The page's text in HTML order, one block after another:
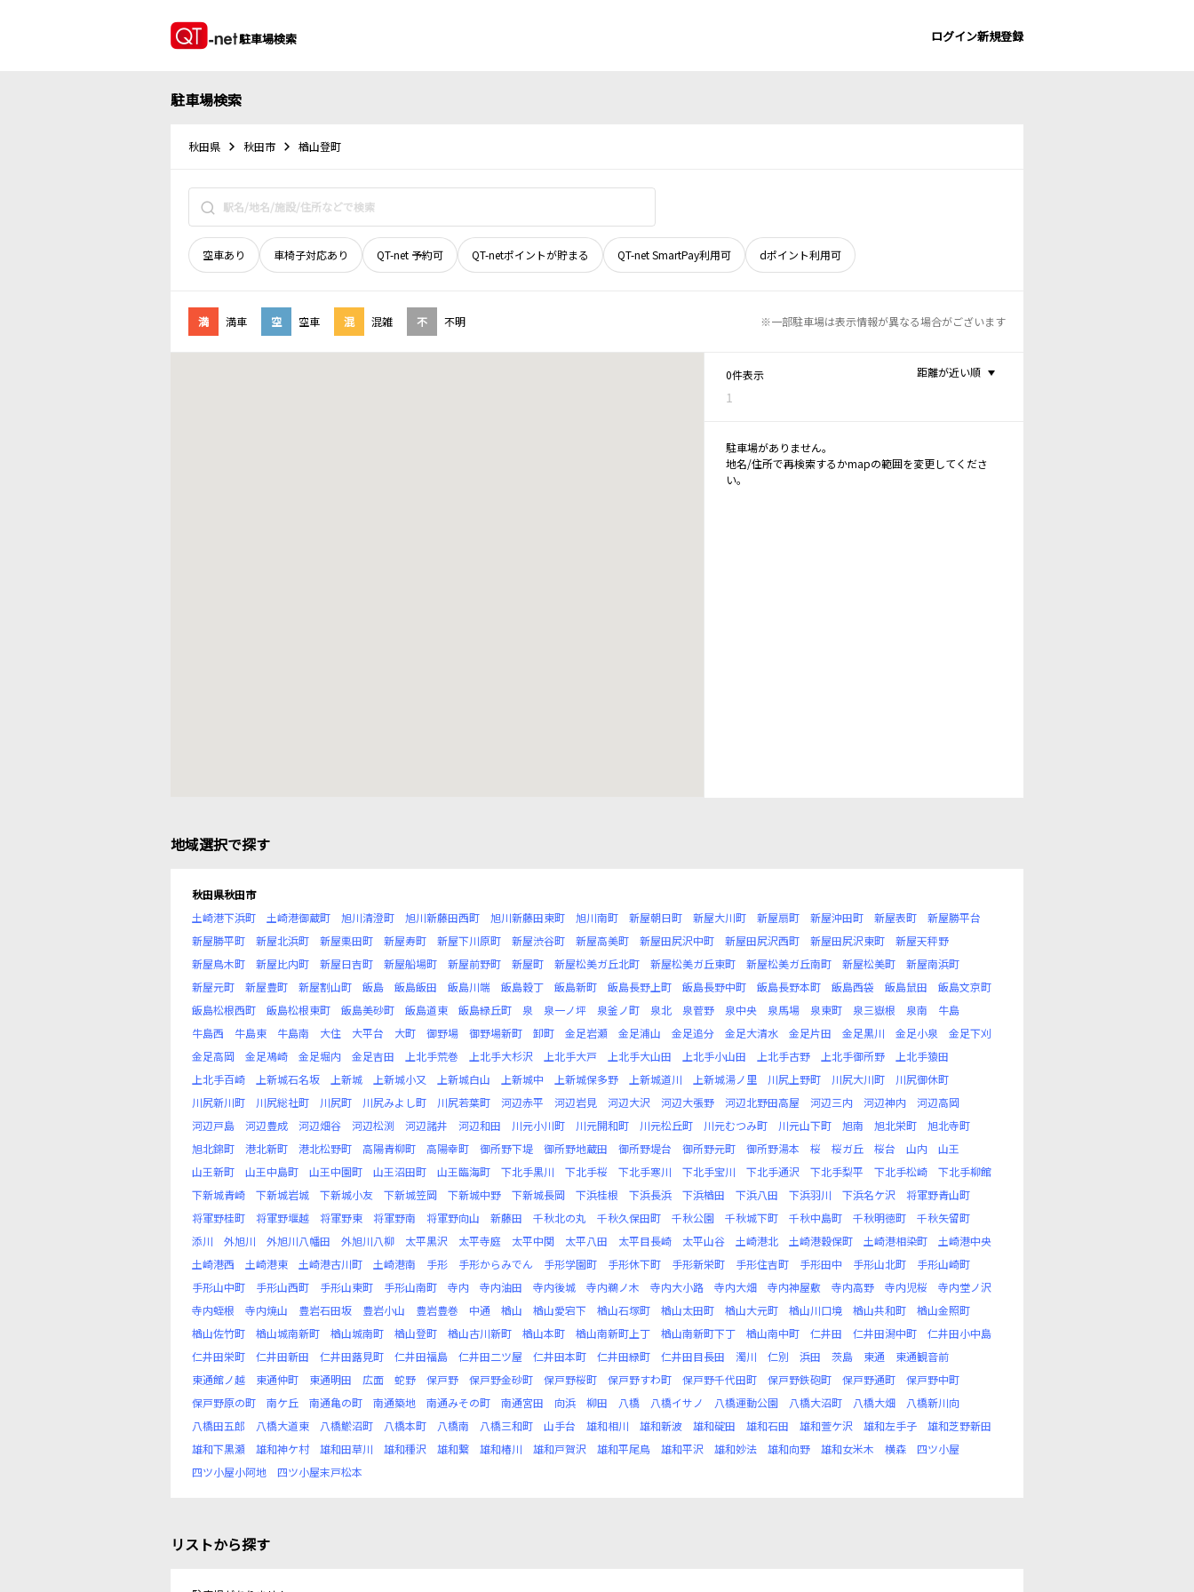
駐車場検索 ログイン新規登録
駐車場検索
秋田県 秋田市 楢山登町
空車あり 車椅子対応あり QT-net 予約可 QT-netポイントが貯まる QT-net SmartPay利用可 dポイント利用可
満 満車 空 空車 混 混雑 不 不明 ※一部駐車場は表示情報が異なる場合がございます
0件表示
1
距離が近い順
駐車場がありません。
地名/住所で再検索するかmapの範囲を変更してくださ
い。
地域選択で探す
秋田県秋田市
土崎港下浜町
土崎港御蔵町 旭川清澄町 旭川新藤田西町 旭川新藤田東町 旭川南町 新屋朝日町 新屋大川町 新屋扇町 新屋沖田町 新屋表町
新屋勝平台
新屋勝平町
新屋北浜町 新屋栗田町 新屋寿町 新屋下川原町 新屋渋谷町 新屋高美町 新屋田尻沢中町 新屋田尻沢西町 新屋田尻沢東町
新屋天秤野
新屋鳥木町
新屋比内町 新屋日吉町 新屋船場町 新屋前野町 新屋町 新屋松美ガ丘北町 新屋松美ガ丘東町 新屋松美ガ丘南町 新屋松美町
新屋南浜町
新屋元町
新屋豊町 新屋割山町 飯島 飯島飯田 飯島川端 飯島穀丁 飯島新町 飯島長野上町 飯島長野中町 飯島長野本町 飯島西袋 飯島鼠田
飯島文京町
飯島松根西町
飯島松根東町 飯島美砂町 飯島道東 飯島緑丘町 泉 泉一ノ坪 泉釜ノ町 泉北 泉菅野 泉中央 泉馬場 泉東町 泉三嶽根 泉南
牛島
牛島西
牛島東 牛島南 大住 大平台 大町 御野場 御野場新町 卸町 金足岩瀬 金足浦山 金足追分 金足大清水 金足片田 金足黒川 金足小泉
金足下刈
金足高岡
金足鳰崎 金足堀内 金足吉田 上北手荒巻 上北手大杉沢 上北手大戸 上北手大山田 上北手小山田 上北手古野 上北手御所野
上北手猿田
上北手百崎
上新城石名坂 上新城 上新城小又 上新城白山 上新城中 上新城保多野 上新城道川 上新城湯ノ里 川尻上野町 川尻大川町
川尻御休町
川尻新川町
川尻総社町 川尻町 川尻みよし町 川尻若葉町 河辺赤平 河辺岩見 河辺大沢 河辺大張野 河辺北野田高屋 河辺三内 河辺神内
河辺高岡
河辺戸島
河辺豊成 河辺畑谷 河辺松渕 河辺諸井 河辺和田 川元小川町 川元開和町 川元松丘町 川元むつみ町 川元山下町 旭南 旭北栄町
旭北寺町
旭北錦町
港北新町 港北松野町 高陽青柳町 高陽幸町 御所野下堤 御所野地蔵田 御所野堤台 御所野元町 御所野湯本 桜 桜ガ丘 桜台 山内
山王
山王新町
山王中島町 山王中園町 山王沼田町 山王臨海町 下北手黒川 下北手桜 下北手寒川 下北手宝川 下北手通沢 下北手梨平 下北手松崎
下北手柳館
下新城青崎
下新城岩城 下新城小友 下新城笠岡 下新城中野 下新城長岡 下浜桂根 下浜長浜 下浜楢田 下浜八田 下浜羽川 下浜名ケ沢
将軍野青山町
将軍野桂町
将軍野堰越 将軍野東 将軍野南 将軍野向山 新藤田 千秋北の丸 千秋久保田町 千秋公園 千秋城下町 千秋中島町 千秋明徳町
千秋矢留町
添川
外旭川 外旭川八幡田 外旭川八柳 太平黒沢 太平寺庭 太平中関 太平八田 太平目長崎 太平山谷 土崎港北 土崎港穀保町 土崎港相染町
土崎港中央
土崎港西
土崎港東 土崎港古川町 土崎港南 手形 手形からみでん 手形学園町 手形休下町 手形新栄町 手形住吉町 手形田中 手形山北町
手形山崎町
手形山中町
手形山西町 手形山東町 手形山南町 寺内 寺内油田 寺内後城 寺内鵜ノ木 寺内大小路 寺内大畑 寺内神屋敷 寺内高野 寺内児桜
寺内堂ノ沢
寺内蛭根
寺内焼山 豊岩石田坂 豊岩小山 豊岩豊巻 中通 楢山 楢山愛宕下 楢山石塚町 楢山太田町 楢山大元町 楢山川口境 楢山共和町
楢山金照町
楢山佐竹町
楢山城南新町 楢山城南町 楢山登町 楢山古川新町 楢山本町 楢山南新町上丁 楢山南新町下丁 楢山南中町 仁井田 仁井田潟中町
仁井田小中島
仁井田栄町
仁井田新田 仁井田蕗見町 仁井田福島 仁井田二ツ屋 仁井田本町 仁井田緑町 仁井田目長田 濁川 仁別 浜田 茨島 東通
東通観音前
東通館ノ越
東通仲町 東通明田 広面 蛇野 保戸野 保戸野金砂町 保戸野桜町 保戸野すわ町 保戸野千代田町 保戸野鉄砲町 保戸野通町
保戸野中町
保戸野原の町
南ケ丘 南通亀の町 南通築地 南通みその町 南通宮田 向浜 柳田 八橋 八橋イサノ 八橋運動公園 八橋大沼町 八橋大畑
八橋新川向
八橋田五郎
八橋大道東 八橋鯲沼町 八橋本町 八橋南 八橋三和町 山手台 雄和相川 雄和新波 雄和碇田 雄和石田 雄和萱ケ沢 雄和左手子
雄和芝野新田
雄和下黒瀬
雄和神ケ村 雄和田草川 雄和種沢 雄和繋 雄和椿川 雄和戸賀沢 雄和平尾鳥 雄和平沢 雄和妙法 雄和向野 雄和女米木 横森
四ツ小屋
四ツ小屋小阿地
四ツ小屋末戸松本
リストから探す